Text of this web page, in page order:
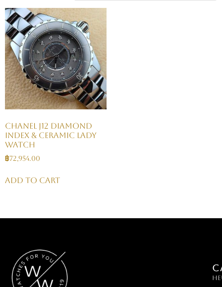
CHANEL J12 Diamond
Index & Ceramic Lady
Watch
฿72,954.00
Add to cart